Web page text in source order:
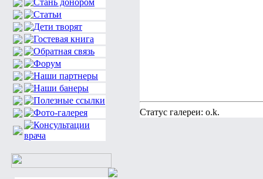
Статус галереи: o.k.